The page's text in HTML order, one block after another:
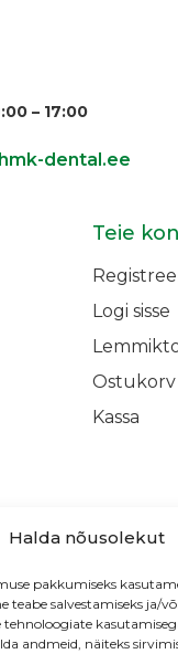
Halda nõusolekut
pakkumiseks
teabe salvestamiseks ja/
tehnoloogiate
andmeid, näiteks
– 17:00
dental.ee
Teie
Logi sisse
Ostukorv
Kassa